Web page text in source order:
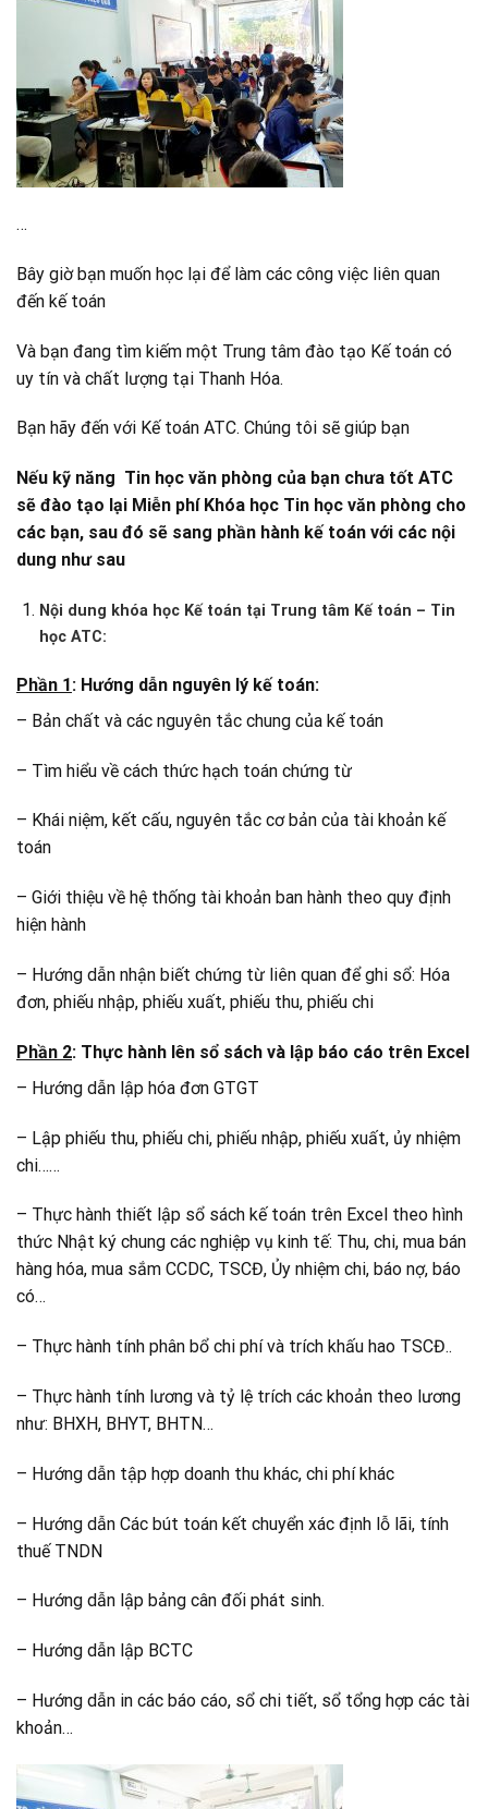
…
Bây giờ bạn muốn học lại để làm các công việc liên quan
đến kế toán
Và bạn đang tìm kiếm một Trung tâm đào tạo Kế toán có
uy tín và chất lượng tại Thanh Hóa.
Bạn hãy đến với Kế toán ATC. Chúng tôi sẽ giúp bạn
Nếu kỹ năng Tin học văn phòng của bạn chưa tốt ATC
sẽ đào tạo lại Miễn phí Khóa học Tin học văn phòng cho
các bạn, sau đó sẽ sang phần hành kế toán với các nội
dung như sau
Nội dung khóa học Kế toán tại Trung tâm Kế toán – Tin
học ATC:
Phần 1: Hướng dẫn nguyên lý kế toán:
– Bản chất và các nguyên tắc chung của kế toán
– Tìm hiểu về cách thức hạch toán chứng từ
– Khái niệm, kết cấu, nguyên tắc cơ bản của tài khoản kế
toán
– Giới thiệu về hệ thống tài khoản ban hành theo quy định
hiện hành
– Hướng dẫn nhận biết chứng từ liên quan để ghi sổ: Hóa
đơn, phiếu nhập, phiếu xuất, phiếu thu, phiếu chi
Phần 2: Thực hành lên sổ sách và lập báo cáo trên Excel
– Hướng dẫn lập hóa đơn GTGT
– Lập phiếu thu, phiếu chi, phiếu nhập, phiếu xuất, ủy nhiệm
chi……
– Thực hành thiết lập sổ sách kế toán trên Excel theo hình
thức Nhật ký chung các nghiệp vụ kinh tế: Thu, chi, mua bán
hàng hóa, mua sắm CCDC, TSCĐ, Ủy nhiệm chi, báo nợ, báo
có…
– Thực hành tính phân bổ chi phí và trích khấu hao TSCĐ..
– Thực hành tính lương và tỷ lệ trích các khoản theo lương
như: BHXH, BHYT, BHTN…
– Hướng dẫn tập hợp doanh thu khác, chi phí khác
– Hướng dẫn Các bút toán kết chuyển xác định lỗ lãi, tính
thuế TNDN
– Hướng dẫn lập bảng cân đối phát sinh.
– Hướng dẫn lập BCTC
– Hướng dẫn in các báo cáo, sổ chi tiết, sổ tổng hợp các tài
khoản…